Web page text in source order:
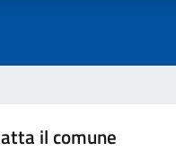
il comune